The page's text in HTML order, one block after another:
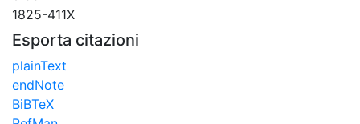
1825-411X
Esporta citazioni
plainText
endNote
BiBTeX